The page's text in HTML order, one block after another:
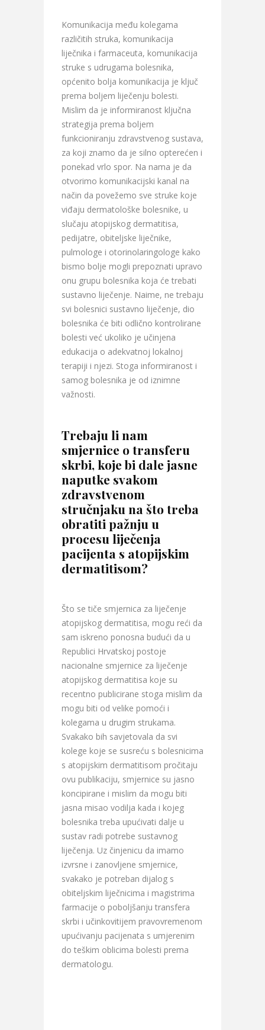
Komunikacija među kolegama
različitih struka, komunikacija
liječnika i farmaceuta, komunikacija
struke s udrugama bolesnika,
općenito bolja komunikacija je ključ
prema boljem liječenju bolesti.
Mislim da je informiranost ključna
strategija prema boljem
funkcioniranju zdravstvenog sustava,
za koji znamo da je silno opterećen i
ponekad vrlo spor. Na nama je da
otvorimo komunikacijski kanal na
način da povežemo sve struke koje
viđaju dermatološke bolesnike, u
slučaju atopijskog dermatitisa,
pedijatre, obiteljske liječnike,
pulmologe i otorinolaringologe kako
bismo bolje mogli prepoznati upravo
onu grupu bolesnika koja će trebati
sustavno liječenje. Naime, ne trebaju
svi bolesnici sustavno liječenje, dio
bolesnika će biti odlično kontrolirane
bolesti već ukoliko je učinjena
edukacija o adekvatnoj lokalnoj
terapiji i njezi. Stoga informiranost i
samog bolesnika je od iznimne
važnosti.
Trebaju li nam
smjernice o transferu
skrbi, koje bi dale jasne
naputke svakom
zdravstvenom
stručnjaku na što treba
obratiti pažnju u
procesu liječenja
pacijenta s atopijskim
dermatitisom?
Što se tiče smjernica za liječenje
atopijskog dermatitisa, mogu reći da
sam iskreno ponosna budući da u
Republici Hrvatskoj postoje
nacionalne smjernice za liječenje
atopijskog dermatitisa koje su
recentno publicirane stoga mislim da
mogu biti od velike pomoći i
kolegama u drugim strukama.
Svakako bih savjetovala da svi
kolege koje se susreću s bolesnicima
s atopijskim dermatitisom pročitaju
ovu publikaciju, smjernice su jasno
koncipirane i mislim da mogu biti
jasna misao vodilja kada i kojeg
bolesnika treba upućivati dalje u
sustav radi potrebe sustavnog
liječenja. Uz činjenicu da imamo
izvrsne i zanovljene smjernice,
svakako je potreban dijalog s
obiteljskim liječnicima i magistrima
farmacije o poboljšanju transfera
skrbi i učinkovitijem pravovremenom
upućivanju pacijenata s umjerenim
do teškim oblicima bolesti prema
dermatologu.